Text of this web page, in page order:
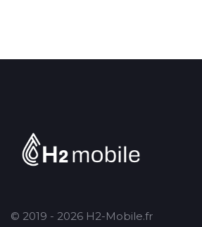
© 2019 - 2026 H2-Mobile.fr